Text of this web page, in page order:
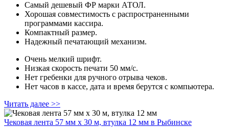
Самый дешевый ФР марки АТОЛ.
Хорошая совместимость с распространенными
программами кассира.
Компактный размер.
Надежный печатающий механизм.
Очень мелкий шрифт.
Низкая скорость печати 50 мм/с.
Нет гребенки для ручного отрыва чеков.
Нет часов в кассе, дата и время берутся с компьютера.
Читать далее >>
Чековая лента 57 мм x 30 м, втулка 12 мм в Рыбинске